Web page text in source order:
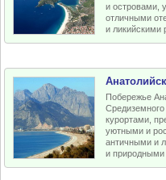
и островами,
отличными
и ликийскими
Побережье
курортами,
уютными и
античными и
и природными